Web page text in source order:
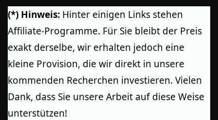
(*) Hinweis: Hinter einigen Links stehen
Affiliate-Programme. Für Sie bleibt der Preis
exakt derselbe, wir erhalten jedoch eine
kleine Provision, die wir direkt in unsere
kommenden Recherchen investieren. Vielen
Dank, dass Sie unsere Arbeit auf diese Weise
unterstützen!